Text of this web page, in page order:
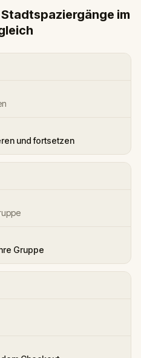
im
und fortsetzen
Gruppe